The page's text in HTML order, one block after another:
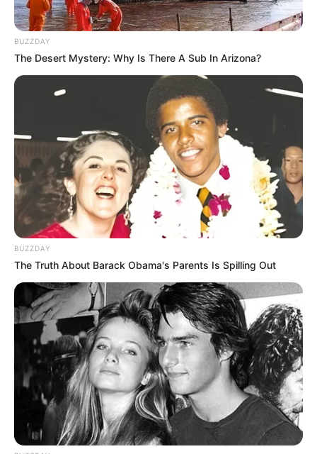
Anti Mainstream, 10 Cara
Membawa Barang Belanjaan
Versi Warga Thailand
Langka Banget! 10 Pose Lucu
Katak yang Bikin Ketawa
Gemes
BUZZDAY
The Desert Mystery: Why Is There A Sub In Arizona?
BUZZDAY
The Truth About Barack Obama's Parents Is Spilling Out